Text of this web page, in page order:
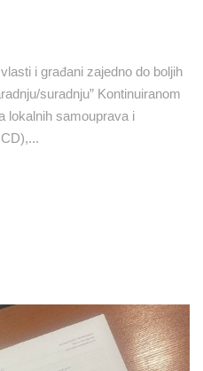
i građani zajedno do boljih
suradnju” Kontinuiranom
lokalnih samouprava i